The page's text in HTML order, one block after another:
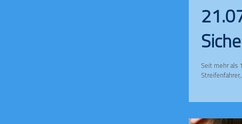
Seit mehr als